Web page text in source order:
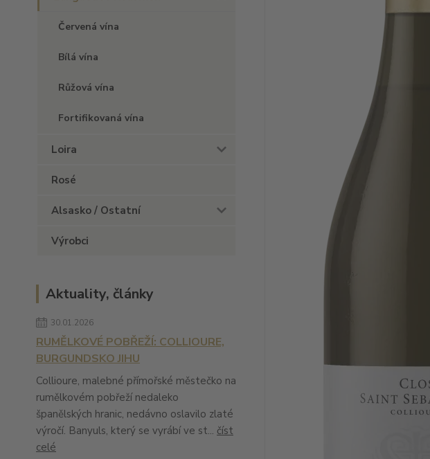
Červená vína
Bílá vína
Růžová vína
Fortifikovaná vína
Loira
Rosé
Alsasko / Ostatní
Výrobci
Aktuality, články
30.01.2026
RUMĚLKOVÉ POBŘEŽÍ: COLLIOURE,
BURGUNDSKO JIHU
Collioure, malebné přímořské městečko na
rumělkovém pobřeží nedaleko
španělských hranic, nedávno oslavilo zlaté
výročí. Banyuls, který se vyrábí ve st... číst
celé